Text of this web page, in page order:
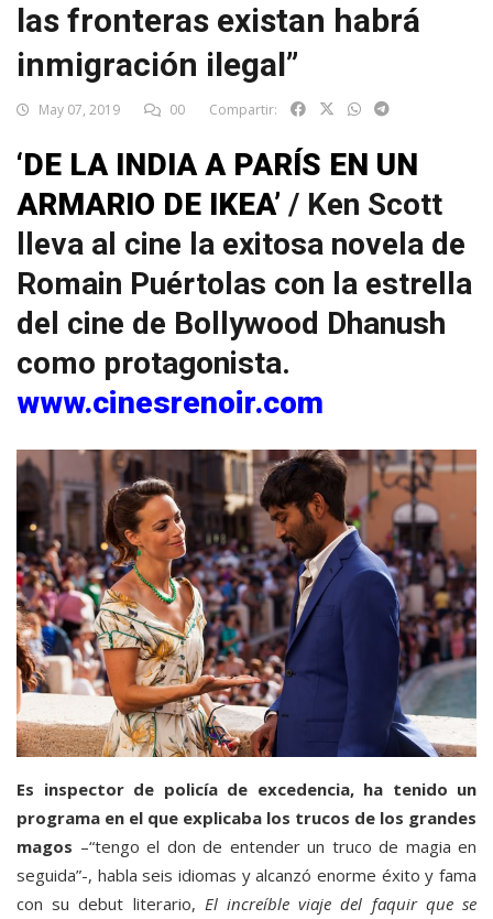
las fronteras existan habrá
inmigración ilegal”
May 07, 2019 00 Compartir:
‘DE LA INDIA A PARÍS EN UN
ARMARIO DE IKEA’ / Ken Scott
lleva al cine la exitosa novela de
Romain Puértolas con la estrella
del cine de Bollywood Dhanush
como protagonista.
www.cinesrenoir.com
Es inspector de policía de excedencia, ha tenido un
programa en el que explicaba los trucos de los grandes
magos –“tengo el don de entender un truco de magia en
seguida”-, habla seis idiomas y alcanzó enorme éxito y fama
con su debut literario, El increíble viaje del faquir que se